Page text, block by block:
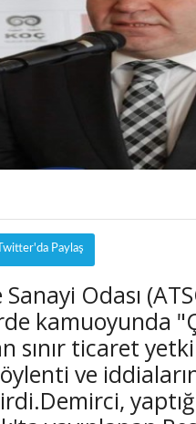
Twitter'da Paylaş
Odası
kamuoyunda
sınır ticaret
ve